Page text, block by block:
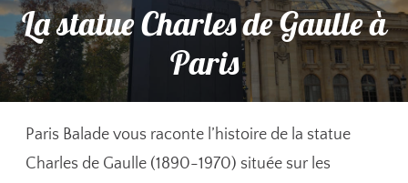
La statue Charles de Gaulle à
Paris
Paris Balade vous raconte l’histoire de la statue
Charles de Gaulle (1890-1970) située sur les